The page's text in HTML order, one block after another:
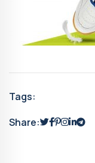
Tags:
Share: